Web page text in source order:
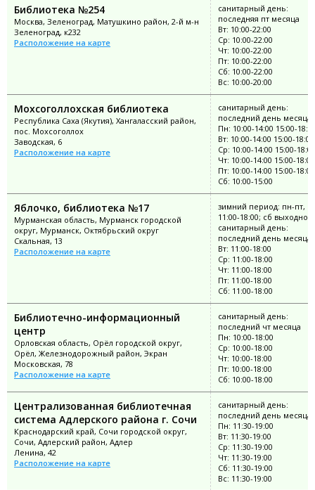
Библиотека №254
Москва, Зеленоград, Матушкино район, 2-й м-н
Зеленоград, к232
Расположение на карте
санитарный день:
последняя пт месяца
Вт: 10:00-22:00
Ср: 10:00-22:00
Чт: 10:00-22:00
Пт: 10:00-22:00
Сб: 10:00-22:00
Вс: 10:00-20:00
Мохсоголлохская библиотека
Республика Саха (Якутия), Хангаласский район,
пос. Мохсоголлох
Заводская, 6
Расположение на карте
санитарный день:
последний день месяца
Пн: 10:00-14:00 15:00-
Вт: 10:00-14:00 15:00-18:00
Ср: 10:00-14:00 15:00-18:00
Чт: 10:00-14:00 15:00-18:00
Пт: 10:00-14:00 15:00-18:00
Сб: 10:00-15:00
Яблочко, библиотека №17
Мурманская область, Мурманск городской
округ, Мурманск, Октябрьский округ
Скальная, 13
Расположение на карте
зимний период: пн-пт, вс
11:00-18:00; сб выходной;
санитарный день:
последний день месяца
Вт: 11:00-18:00
Ср: 11:00-18:00
Чт: 11:00-18:00
Пт: 11:00-18:00
Сб: 11:00-18:00
Библиотечно-информационный
центр
Орловская область, Орёл городской округ,
Орёл, Железнодорожный район, Экран
Московская, 78
Расположение на карте
санитарный день:
последний чт месяца
Пн: 10:00-18:00
Ср: 10:00-18:00
Чт: 10:00-18:00
Пт: 10:00-18:00
Сб: 10:00-18:00
Централизованная библиотечная
система Адлерского района г. Сочи
Краснодарский край, Сочи городской округ,
Сочи, Адлерский район, Адлер
Ленина, 42
Расположение на карте
санитарный день:
последний день месяца
Пн: 11:30-19:00
Вт: 11:30-19:00
Ср: 11:30-19:00
Чт: 11:30-19:00
Сб: 11:30-19:00
Вс: 11:30-19:00